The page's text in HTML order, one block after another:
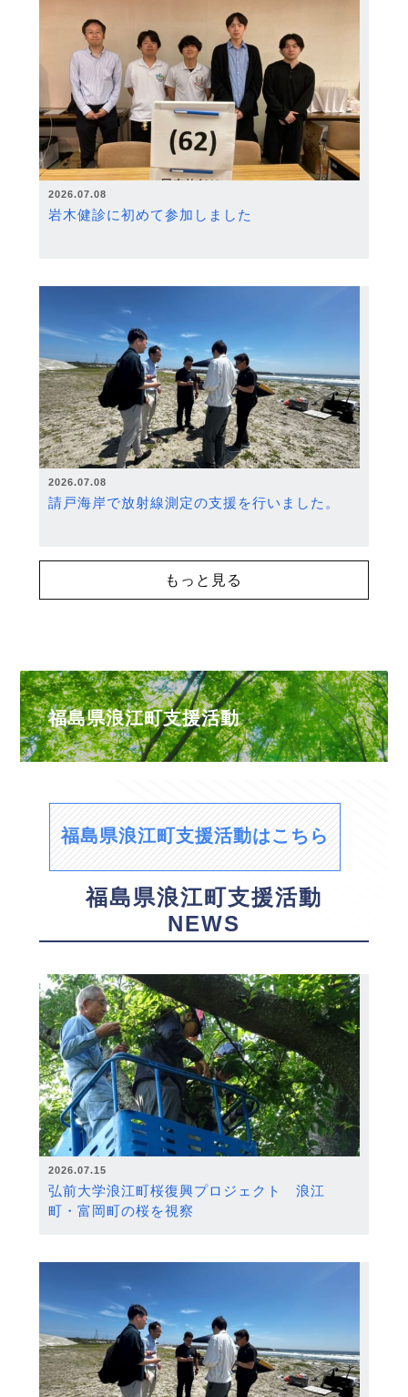
2026.07.08
岩木健診に初めて参加しました
2026.07.08
請戸海岸で放射線測定の支援を行いました。
もっと見る
福島県浪江町支援活動
福島県浪江町支援活動はこちら
福島県浪江町支援活動
NEWS
2026.07.15
弘前大学浪江町桜復興プロジェクト 浪江
町・富岡町の桜を視察